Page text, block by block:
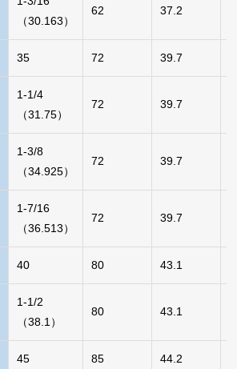
（30.163）
62 37.2
35 72 39.7
1-1/4
（31.75）
72 39.7
1-3/8
（34.925）
72 39.7
1-7/16
（36.513）
72 39.7
40 80 43.1
1-1/2
（38.1）
80 43.1
45 85 44.2